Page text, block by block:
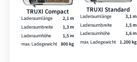
TRUXI Compact
Laderaumlänge
2,1 m
Laderaumbreite
1,3 m
Laderaumhöhe
1,5 m
max. Ladegewicht 800 kg
TRUXI Standard
Laderaumlänge
3,1 m
Laderaumbreite
1,5 m
Laderaumhöhe
1,6 m
max. Ladegewicht
1.200 kg